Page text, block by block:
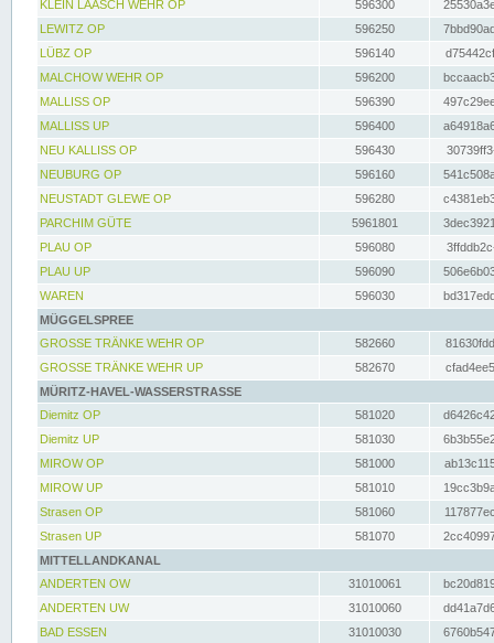
KLEIN LAASCH WEHR OP
596300
LEWITZ OP
596250
LÜBZ OP
596140
MALCHOW WEHR OP
596200
MALLISS OP
596390
MALLISS UP
596400
NEU KALLISS OP
596430
NEUBURG OP
596160
NEUSTADT GLEWE OP
596280
PARCHIM GÜTE
5961801
PLAU OP
596080
PLAU UP
596090
WAREN
596030
MÜGGELSPREE
GROSSE TRÄNKE WEHR OP
582660
GROSSE TRÄNKE WEHR UP
582670
MÜRITZ-HAVEL-WASSERSTRASSE
Diemitz OP
581020
Diemitz UP
581030
MIROW OP
581000
MIROW UP
581010
Strasen OP
581060
Strasen UP
581070
MITTELLANDKANAL
ANDERTEN OW
31010061
ANDERTEN UW
31010060
BAD ESSEN
31010030